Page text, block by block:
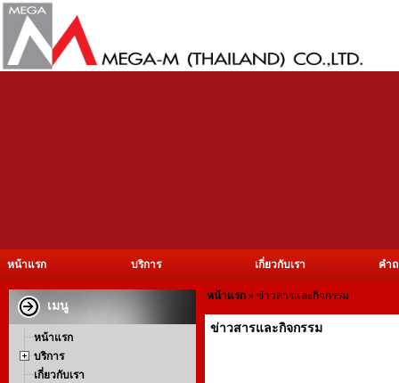
หน้าแรก บริการ เกี่ยวกับเรา คำ
เมนู
หน้าแรก
บริการ
เกี่ยวกับเรา
หน้าแรก » ข่าวสารและกิจกรรม
ข่าวสารและกิจกรรม